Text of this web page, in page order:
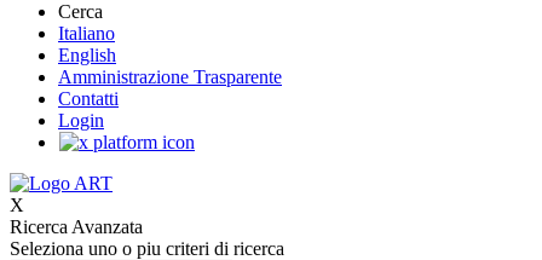
Cerca
Italiano
English
Amministrazione Trasparente
Contatti
Login
X
Ricerca Avanzata
Seleziona uno o piu criteri di ricerca